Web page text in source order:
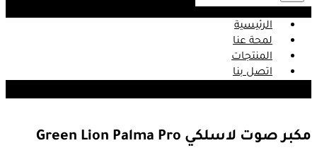
الرئيسية
لمحة عنا
المنتجات
اتصل بنا
مكبر صوت لاسلكي Green Lion Palma Pro